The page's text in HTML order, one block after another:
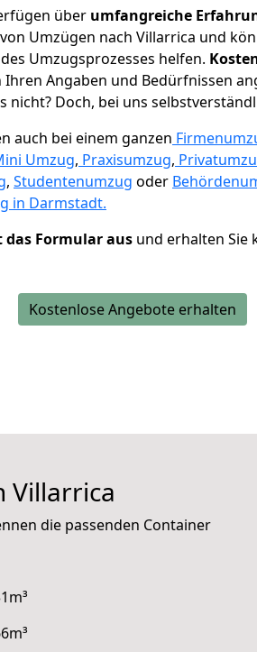
über umfangreiche
Umzügen nach Villarrica und
Umzugsprozesses helfen. K
Ihren Angaben und Bedürfnissen
nicht? Doch, bei uns
auch bei einem ganzen
Umzug, Praxisumzug,
, Studentenumzug oder
in Darmstadt.
das Formular aus und erhalten Sie
Kostenlose Angebote erhalten
Villarrica
die passenden Container